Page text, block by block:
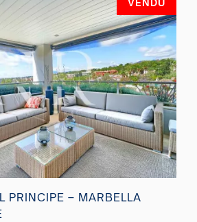
PRINCIPE – MARBELLA